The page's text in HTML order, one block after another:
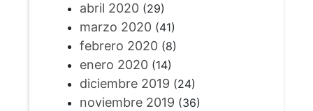
abril 2020(29)
marzo 2020(41)
febrero 2020(8)
enero 2020(14)
diciembre 2019 (24)
noviembre 2019 (36)